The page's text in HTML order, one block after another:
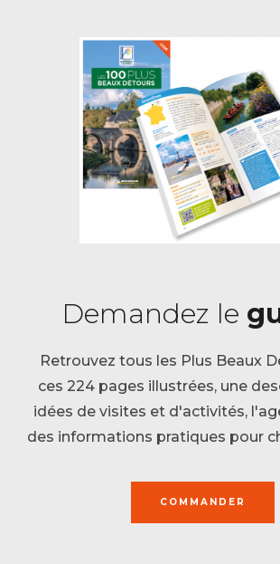
Demandez le
Retrouvez tous les Plus Beaux
ces 224 pages illustrées, une
idées de visites et d'activités,
des informations pratiques pour
COMMANDER